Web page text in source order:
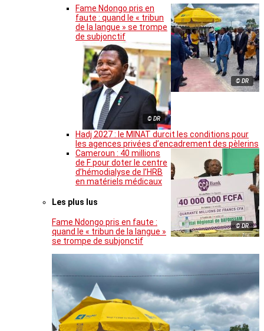
© DR
Fame Ndongo pris en
faute : quand le « tribun
de la langue » se trompe
de subjonctif
© DR
Hadj 2027 : le MINAT durcit les conditions pour
les agences privées d’encadrement des pèlerins
© DR
Cameroun : 40 millions
de F pour doter le centre
d’hémodialyse de l’HRB
en matériels médicaux
Les plus lus
Fame Ndongo pris en faute :
quand le « tribun de la langue »
se trompe de subjonctif